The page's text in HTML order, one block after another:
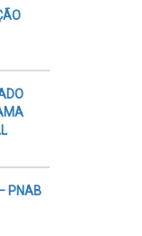
PNAB